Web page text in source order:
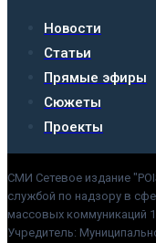
Новости
Статьи
Прямые эфиры
Сюжеты
Проекты
СМИ Сетевое издание
службой по надзору в
массовых коммуникаций
Учредитель: